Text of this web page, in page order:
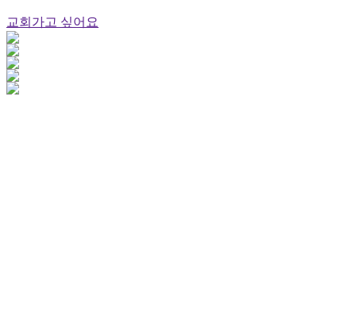
교회가고 싶어요